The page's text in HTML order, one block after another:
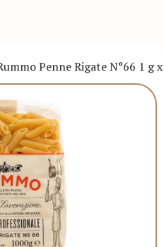
Penne Rigate N°66 1 g